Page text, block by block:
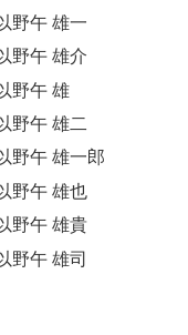
野午 雄一
野午 雄介
野午 雄
野午 雄二
野午 雄一郎
野午 雄也
野午 雄貴
野午 雄司